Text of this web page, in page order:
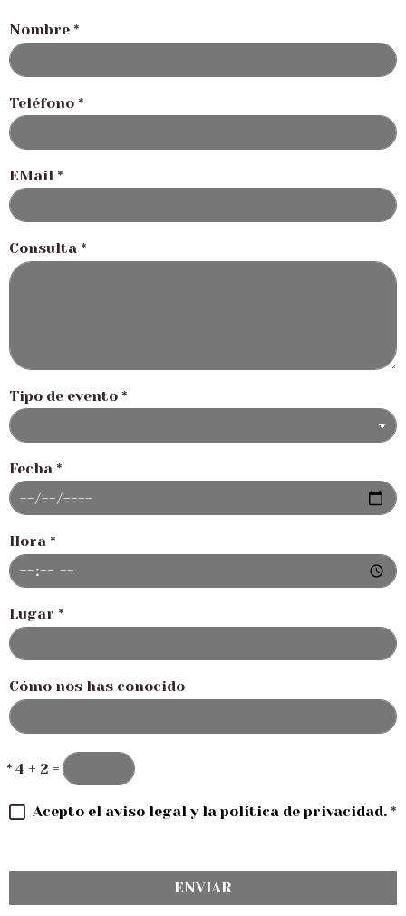
Nombre *
Teléfono *
EMail *
Consulta *
Tipo de evento *
Fecha *
Hora *
Lugar *
Cómo nos has conocido
* 4 + 2 =
Acepto el aviso legal y la política de privacidad. *
ENVIAR